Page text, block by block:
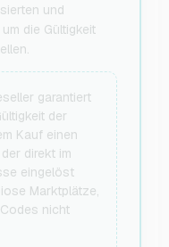
und
die Gültigkeit
garantiert
der
Kauf einen
direkt im
eingelöst
Marktplätze,
nicht